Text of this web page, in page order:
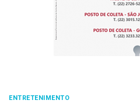
ENTRETENIMENTO